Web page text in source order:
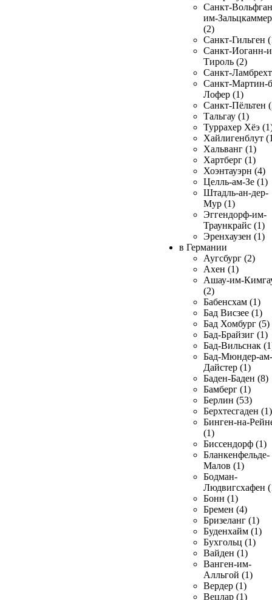
Санкт-
им-
(2)
Санкт-Гильген
Санкт-Иоганн-
Тироль (2)
Санкт-
Санкт-Мартин-
Лофер (1)
Санкт-Пёльтен
Тальгау (1)
Туррахер Хёэ
Хайлигенблут
Хальванг (1)
Хартберг (1)
Хоэнтауэрн (4)
Целль-ам-Зе (1)
Штадль-ан-дер-
Мур (1)
Эггендорф-им-
Траункрайс (1)
Эренхаузен (1)
в Германии
Аугсбург (2)
Ахен (1)
Ашау-им-
(2)
Бабенсхам (1)
Бад Висзее (1)
Бад Хомбург (5)
Бад-Брайзиг (1)
Бад-Вильснак
Бад-Мюндер-ам-
Дайстер (1)
Баден-Баден (8)
Бамберг (1)
Берлин (53)
Берхтесгаден (1)
Бинген-на-
(1)
Биссендорф (1)
Бланкенфельде-
Малов (1)
Бодман-
Людвигсхафен
Бонн (1)
Бремен (4)
Бризеланг (1)
Буденхайм (1)
Бухгольц (1)
Вайден (1)
Ванген-им-
Алльгой (1)
Вердер (1)
Вецлар (1)